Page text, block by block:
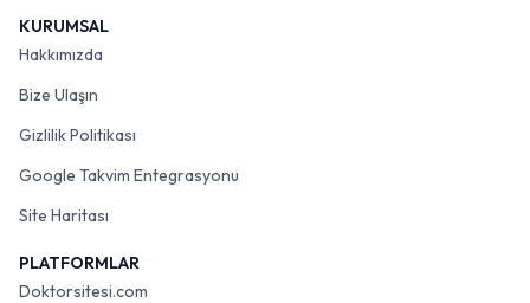
KURUMSAL
Hakkımızda
Bize Ulaşın
Gizlilik Politikası
Google Takvim Entegrasyonu
Site Haritası
PLATFORMLAR
Doktorsitesi.com